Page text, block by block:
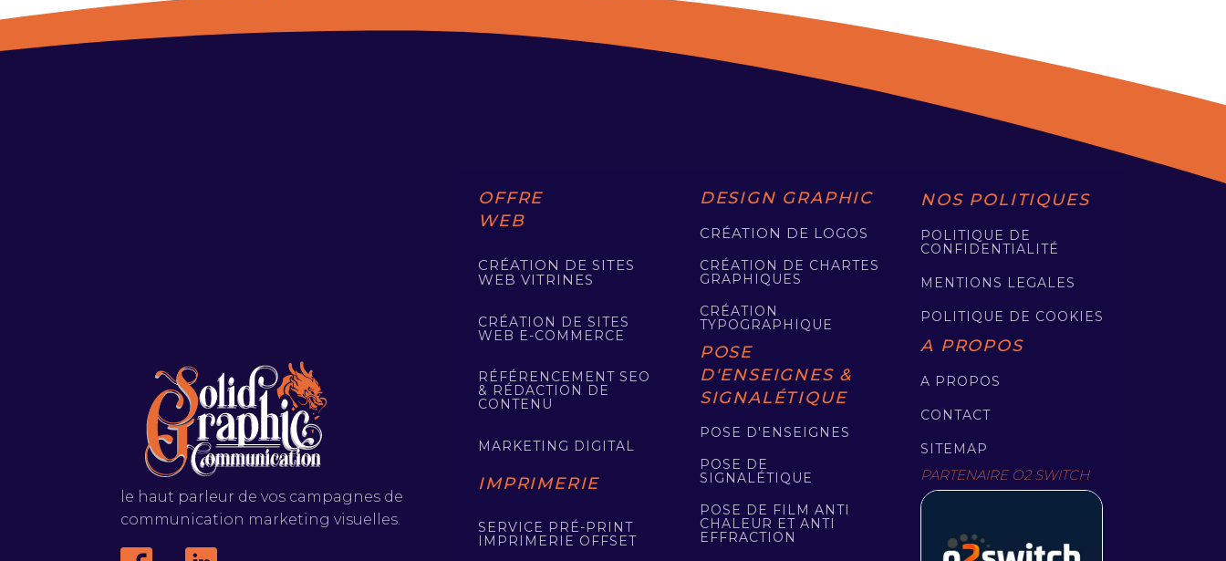
le haut parleur de vos campagnes de
communication marketing visuelles.
OFFRE
WEB
CRÉATION DE SITES
WEB VITRINES
CRÉATION DE SITES
WEB E-COMMERCE
RÉFÉRENCEMENT SEO
& RÉDACTION DE
CONTENU
MARKETING DIGITAL
IMPRIMERIE
SERVICE PRÉ-PRINT
IMPRIMERIE OFFSET
DESIGN GRAPHIC
CRÉATION DE LOGOS
CRÉATION DE CHARTES
GRAPHIQUES
CRÉATION
TYPOGRAPHIQUE
POSE
D'ENSEIGNES &
SIGNALÉTIQUE
POSE D'ENSEIGNES
POSE DE
SIGNALÉTIQUE
POSE DE FILM ANTI
CHALEUR ET ANTI
EFFRACTION
NOS POLITIQUES
POLITIQUE DE
CONFIDENTIALITÉ
MENTIONS LEGALES
POLITIQUE DE COOKIES
A PROPOS
A PROPOS
CONTACT
SITEMAP
PARTENAIRE O2 SWITCH